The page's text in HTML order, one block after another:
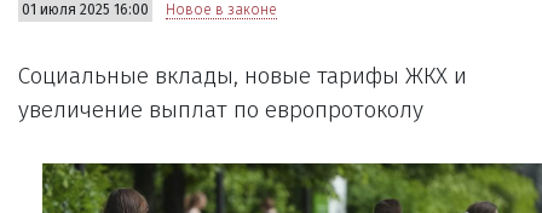
01 июля 2025 16:00 Новое в законе
Социальные вклады, новые тарифы ЖКХ и
увеличение выплат по европротоколу